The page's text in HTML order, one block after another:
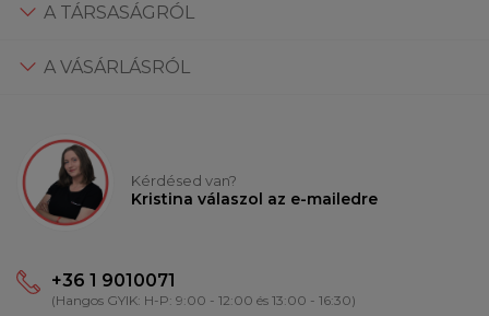
A TÁRSASÁGRÓL
A VÁSÁRLÁSRÓL
Kérdésed van?
Kristina válaszol az e-mailedre
+36 1 9010071
(Hangos GYIK: H-P: 9:00 - 12:00 és 13:00 - 16:30)